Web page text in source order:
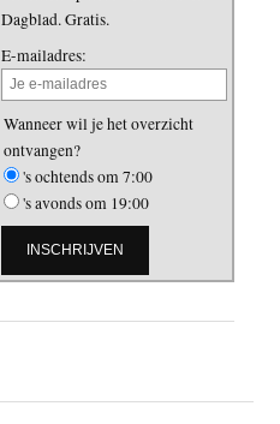
Dagblad. Gratis.
E-mailadres:
Wanneer wil je het overzicht
ontvangen?
's ochtends om 7:00
's avonds om 19:00